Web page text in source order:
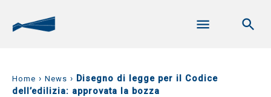
Home › News › Disegno di legge per il Codice
dell’edilizia: approvata la bozza